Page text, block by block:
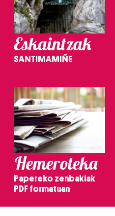
Eskaintzak
SANTIMAMIÑE
Hemeroteka
Papereko zenbakiak
PDF formatuan